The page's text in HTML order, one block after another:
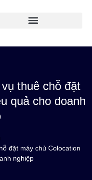
thuê chỗ đặt
quả cho doanh
đặt máy chủ Colocation
nghiệp